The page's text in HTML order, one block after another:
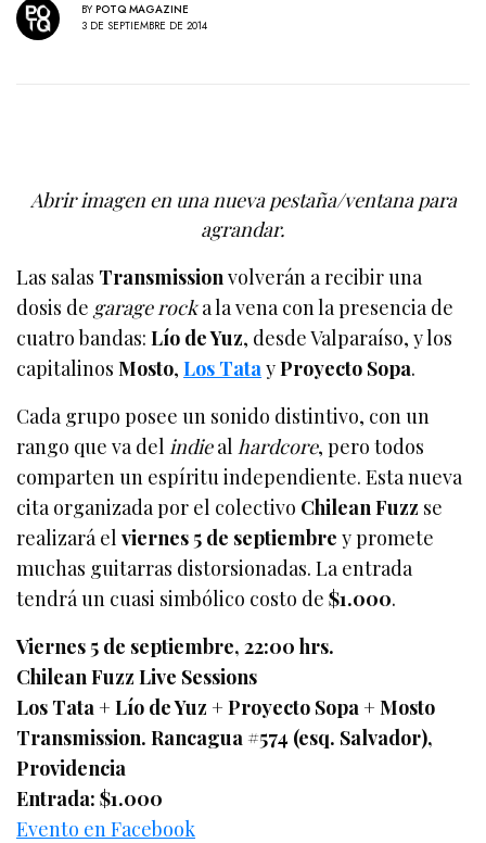
BY POTQ MAGAZINE
3 DE SEPTIEMBRE DE 2014
Abrir imagen en una nueva pestaña/ventana para
agrandar.
Las salas Transmissionvolverán a recibir una
dosis de garage rocka la vena con la presencia de
cuatro bandas:Lío de Yuz, desde Valparaíso, y los
capitalinosMosto,Los TatayProyecto Sopa.
Cada grupo posee un sonido distintivo, con un
rango que va delindiealhardcore, pero todos
comparten un espíritu independiente. Esta nueva
cita organizada por el colectivo Chilean Fuzz se
realizará elviernes 5 de septiembre y promete
muchas guitarras distorsionadas. La entrada
tendrá un cuasi simbólico costo de$1.000.
Viernes 5 de septiembre, 22:00 hrs.
Chilean Fuzz Live Sessions
Los Tata + Lío de Yuz + Proyecto Sopa + Mosto
Transmission. Rancagua #574 (esq. Salvador),
Providencia
Entrada: $1.000
Evento en Facebook